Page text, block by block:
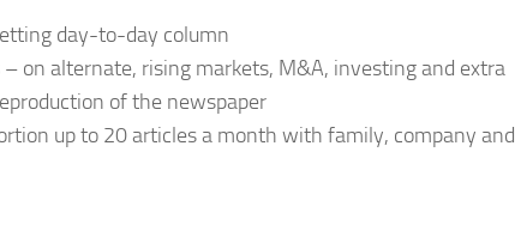
day-to-day column
on alternate, rising markets, M&A, investing and extra
of the newspaper
up to 20 articles a month with family, company and